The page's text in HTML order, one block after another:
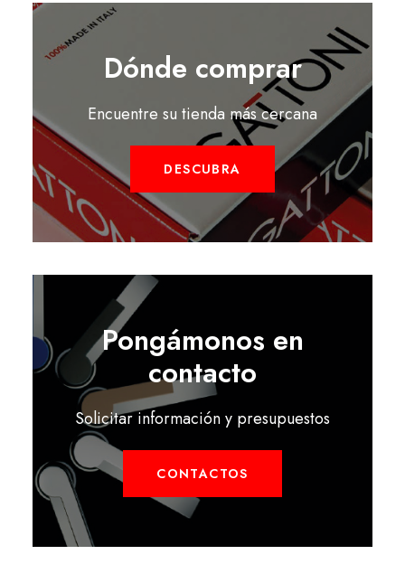
Dónde comprar
Encuentre su tienda más cercana
DESCUBRA
Pongámonos en
contacto
Solicitar información y presupuestos
CONTACTOS